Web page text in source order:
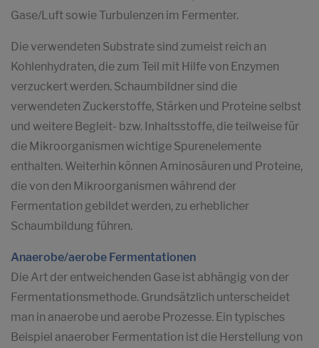
Gase/Luft sowie Turbulenzen im Fermenter.
Die verwendeten Substrate sind zumeist reich an
Kohlenhydraten, die zum Teil mit Hilfe von Enzymen
verzuckert werden. Schaumbildner sind die
verwendeten Zuckerstoffe, Stärken und Proteine selbst
und weitere Begleit- bzw. Inhaltsstoffe, die teilweise für
die Mikroorganismen wichtige Spurenelemente
enthalten. Weiterhin können Aminosäuren und Proteine,
die von den Mikroorganismen während der
Fermentation gebildet werden, zu erheblicher
Schaumbildung führen.
Anaerobe/aerobe Fermentationen
Die Art der entweichenden Gase ist abhängig von der
Fermentationsmethode. Grundsätzlich unterscheidet
man in anaerobe und aerobe Prozesse. Ein typisches
Beispiel anaerober Fermentation ist die Herstellung von